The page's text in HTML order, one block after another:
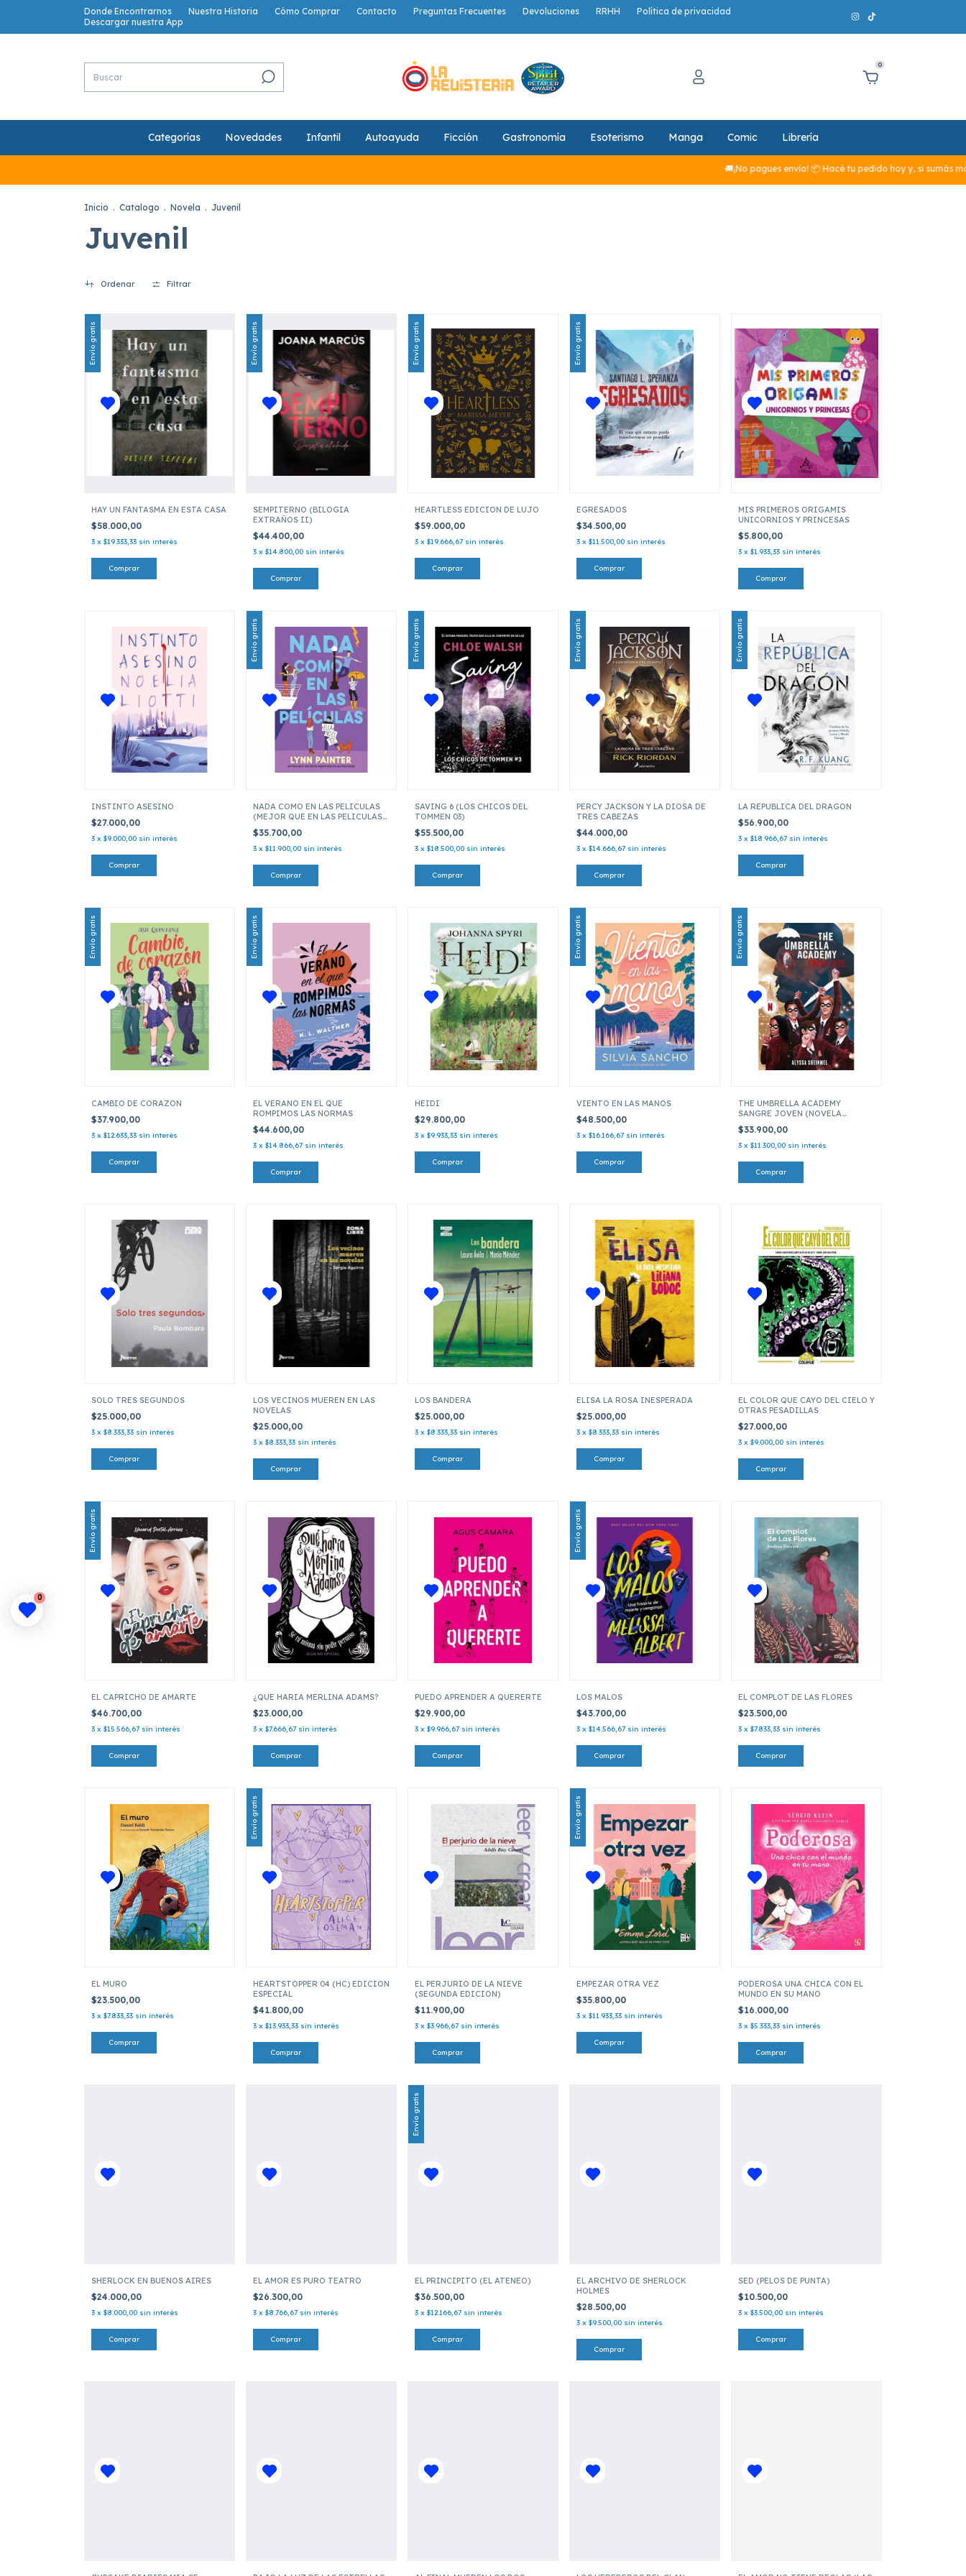
Donde Encontrarnos Nuestra Historia Cómo Comprar Contacto Preguntas Frecuentes Devoluciones RRHH
Política de privacidad
Descargar nuestra App
0
Categorías Novedades Infantil Autoayuda Ficción Gastronomía Esoterismo Manga Comic Librería
🚚¡No pagues envío! 📦 Hacé tu pedido hoy y, si sumás más de
Inicio . Catalogo . Novela . Juvenil
Juvenil
Ordenar Filtrar
Envío gratis
HAY UN FANTASMA EN ESTA CASA
$58.000,00
3 x $19.333,33 sin interés
Envío gratis
SEMPITERNO (BILOGIA
EXTRAÑOS II)
$44.400,00
3 x $14.800,00 sin interés
Envío gratis
HEARTLESS EDICION DE LUJO
$59.000,00
3 x $19.666,67 sin interés
Envío gratis
EGRESADOS
$34.500,00
3 x $11.500,00 sin interés
MIS PRIMEROS ORIGAMIS
UNICORNIOS Y PRINCESAS
$5.800,00
3 x $1.933,33 sin interés
INSTINTO ASESINO
$27.000,00
3 x $9.000,00 sin interés
Envío gratis
NADA COMO EN LAS PELICULAS
(MEJOR QUE EN LAS PELICULAS
$35.700,00
3 x $11.900,00 sin interés
Envío gratis
SAVING 6 (LOS CHICOS DEL
TOMMEN 03)
$55.500,00
3 x $18.500,00 sin interés
Envío gratis
PERCY JACKSON Y LA DIOSA DE
TRES CABEZAS
$44.000,00
3 x $14.666,67 sin interés
Envío gratis
LA REPUBLICA DEL DRAGON
$56.900,00
3 x $18.966,67 sin interés
Envío gratis
CAMBIO DE CORAZON
$37.900,00
3 x $12.633,33 sin interés
Envío gratis
EL VERANO EN EL QUE
ROMPIMOS LAS NORMAS
$44.600,00
3 x $14.866,67 sin interés
HEIDI
$29.800,00
3 x $9.933,33 sin interés
Envío gratis
VIENTO EN LAS MANOS
$48.500,00
3 x $16.166,67 sin interés
Envío gratis
THE UMBRELLA ACADEMY
SANGRE JOVEN (NOVELA
$33.900,00
3 x $11.300,00 sin interés
SOLO TRES SEGUNDOS
$25.000,00
3 x $8.333,33 sin interés
LOS VECINOS MUEREN EN LAS
NOVELAS
$25.000,00
3 x $8.333,33 sin interés
LOS BANDERA
$25.000,00
3 x $8.333,33 sin interés
ELISA LA ROSA INESPERADA
$25.000,00
3 x $8.333,33 sin interés
EL COLOR QUE CAYO DEL CIELO Y
OTRAS PESADILLAS
$27.000,00
3 x $9.000,00 sin interés
Envío gratis
EL CAPRICHO DE AMARTE
$46.700,00
3 x $15.566,67 sin interés
¿QUE HARIA MERLINA ADAMS?
$23.000,00
3 x $7.666,67 sin interés
PUEDO APRENDER A QUERERTE
$29.900,00
3 x $9.966,67 sin interés
Envío gratis
LOS MALOS
$43.700,00
3 x $14.566,67 sin interés
EL COMPLOT DE LAS FLORES
$23.500,00
3 x $7.833,33 sin interés
EL MURO
$23.500,00
3 x $7.833,33 sin interés
Envío gratis
HEARTSTOPPER 04 (HC) EDICION
ESPECIAL
$41.800,00
3 x $13.933,33 sin interés
EL PERJURIO DE LA NIEVE
(SEGUNDA EDICION)
$11.900,00
3 x $3.966,67 sin interés
Envío gratis
EMPEZAR OTRA VEZ
$35.800,00
3 x $11.933,33 sin interés
PODEROSA UNA CHICA CON EL
MUNDO EN SU MANO
$16.000,00
3 x $5.333,33 sin interés
SHERLOCK EN BUENOS AIRES
$24.000,00
3 x $8.000,00 sin interés
EL AMOR ES PURO TEATRO
$26.300,00
3 x $8.766,67 sin interés
Envío gratis
EL PRINCIPITO (EL ATENEO)
$36.500,00
3 x $12.166,67 sin interés
EL ARCHIVO DE SHERLOCK
HOLMES
$28.500,00
3 x $9.500,00 sin interés
SED (PELOS DE PUNTA)
$10.500,00
3 x $3.500,00 sin interés
0